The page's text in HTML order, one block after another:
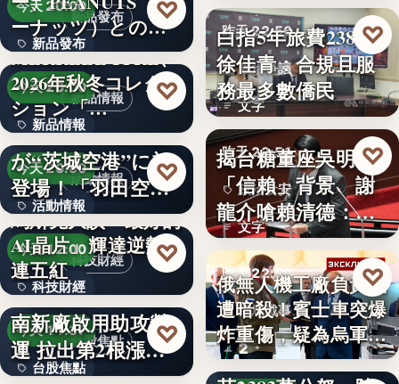
新品發布
今天 20:00
新品發布
12
ーナッツ）との
コ…
♡
新品情報
今天 20:00
新品情報
6
MERRELL 1TRL、
2026年秋冬コレク
ション「…
♡
活動情報
今天 20:00
活動情報
文字
羽田空港限定商品
が“茨城空港”に初
登場！「羽田空港
フェア…
♡
科技財經
今天 12:00
科技財經
15.4%
馬斯克大讚「最好的
AI晶片」輝達逆勢
連五紅
♡
台股焦點
今天 11:37
台股焦點
〈焦點股〉喬山越
南新廠啟用助攻營
運 拉出第2根漲停
但未鎖…
♡
昨天 22:56
政治爭議
文字
白指5年旅費2383萬
徐佳青：合規且服
務最多數僑民
♡
昨天 22:51
政治食安
文字
揭台糖董座吳明昌
「信賴」背景 謝
龍介嗆賴清德：要
用全台健…
♡
昨天 22:50
俄烏戰事
2
俄無人機工廠負責人
遭暗殺！賓士車突爆
炸重傷，疑為烏軍針
對…
♡
徐佳青5年出國47次